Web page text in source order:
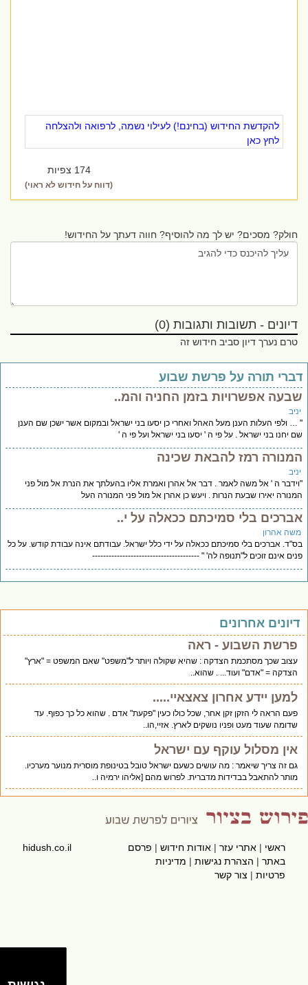
להקדשת החידוש (בחינם!) לעילוי נשמה, לרפואה ולהצלחה
לחץ כאן
174 צפיות
(דווח על חידוש לא ראוי)
חולק? מסכים? יש לך מה להוסיף? חווה דעתך על החידוש!
דיונים - תשובות ותגובות (0)
טרם נערך דיון סביב חידוש זה
תורה על פרשת שבוע
אפשרויות בזמן החניה והמ..
ולפי העלות הענן מעל האהל ואחרי כן יסעו בני ישראל ובמקום אשר ישכן שם הענן
יחנו בני ישראל . על פי ה ' יסעו בני ישראל ועל פי ה '
רמז להבאת שכינה
ה ' אל משה לאמר . דבר אל אהרן ואמרת אליו בהעלתך את הנרת אל מול פני
יאירו שבעת הנרות . ויעש כן אהרן אל מול פני המנורה העל
בלי סמיכתם ככאלה על י..
אהרון
אברכים בלי סמיכתם ככאלה על ידי כלל ישראל. עבודתם אינה עבודת קודש. על כל
אינם זוכים ל"תנופה לה' " ---------------------------------------
אחרונים
פרשת השבוע - ראה
עצוב שכך מסתכמת הצדקה : שהיא שקולה ויותר ל"משפט" שאם המשפט = "ארץ"
הצדקה = "אדם" ועוד... . שהוא..
למען יידע אחרון צאצאיי.....
פעם הראה לי הזקן זקן אחר, שכל כולו כעין "פקעת" אדם . שהוא כל כך כפוף. עד
שדומה שעוד מעט ופניו נושקים לארץ. אזיי,הו..
אין מסלול עוקף עם ישראל
גם זה צריך שיאמר : מה עושים כשעם ישראל טובל בטינופת מוסרית מנוער מערכיו.
מותר להתאבל בבדידות מדברית. לפרוש מהם [אליהו ירמיה ו..
ראשי|אתרי עזר|אודות חידוש|פרסם
באתר|הצהרת נגישות|מדיניות
פרטיות|צור קשר
hidush.co.il